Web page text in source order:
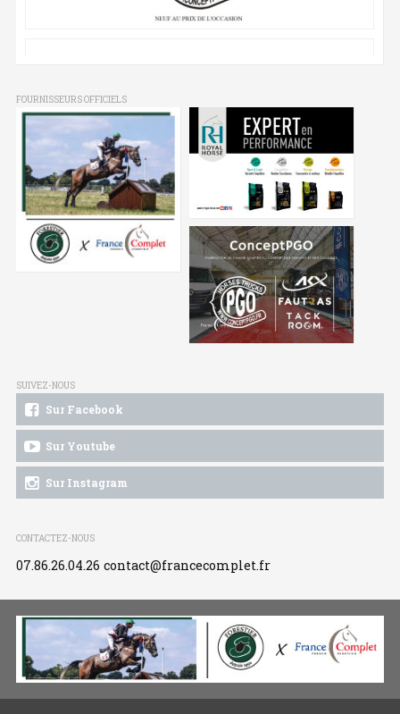
FOURNISSEURS OFFICIELS
SUIVEZ-NOUS
Sur Facebook
Sur Youtube
Sur Instagram
CONTACTEZ-NOUS
07.86.26.04.26 contact@francecomplet.fr